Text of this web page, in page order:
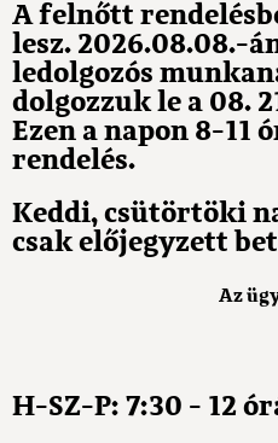
A felnőtt
lesz. 2026.08.08.-
ledolgozós
dolgozzuk le a 08.
Ezen a napon 8-11
rendelés.
Keddi, csütörtöki
csak előjegyzett
Az
H-SZ-P: 7:30 - 12